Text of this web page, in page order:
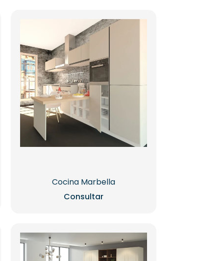
Cocina Marbella
Consultar